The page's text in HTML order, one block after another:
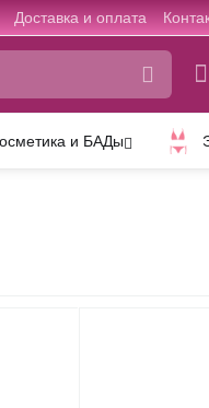
Доставка и оплата
и БАДы